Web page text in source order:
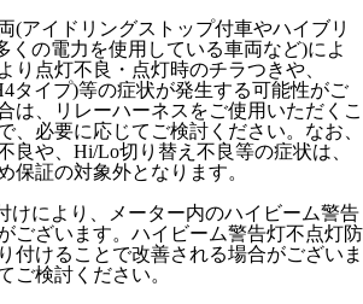
(アイドリングストップ付車やハイブリ
くの電力を使用している車両など)によ
り点灯不良・点灯時のチラつきや、
タイプ)等の症状が発生する可能性がご
は、リレーハーネスをご使用いただくこ
、必要に応じてご検討ください。なお、
良や、Hi/Lo切り替え不良等の症状は、
保証の対象外となります。
により、メーター内のハイビーム警告
ございます。ハイビーム警告灯不点灯防
付けることで改善される場合がございま
ご検討ください。